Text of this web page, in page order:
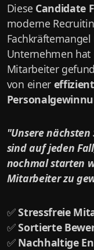
Diese Candidate
moderne
Unternehmen
Mitarbeiter
von einer
"Unsere
sind auf jeden
nochmal starten
Mitarbeiter zu
✅Stressfreie
✅Sortierte
✅ Nachhaltige